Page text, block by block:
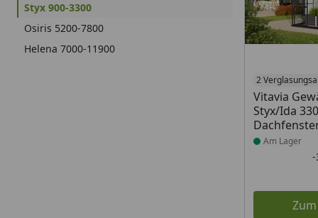
Styx 900-3300
Osiris 5200-7800
Helena 7000-11900
2
Vitavia
Styx/Ida
Produkt
Am Lager
-